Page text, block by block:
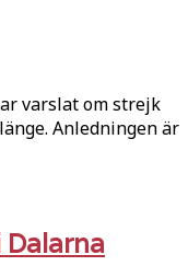
varslat om strejk
Anledningen är